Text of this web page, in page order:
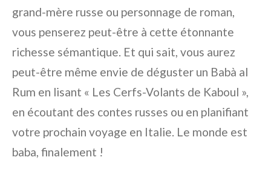
grand-mère russe ou personnage de roman,
vous penserez peut-être à cette étonnante
richesse sémantique. Et qui sait, vous aurez
peut-être même envie de déguster un Babà al
Rum en lisant « Les Cerfs-Volants de Kaboul »,
en écoutant des contes russes ou en planifiant
votre prochain voyage en Italie. Le monde est
baba, finalement !